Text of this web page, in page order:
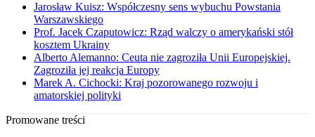
Jarosław Kuisz: Współczesny sens wybuchu Powstania
Warszawskiego
Prof. Jacek Czaputowicz: Rząd walczy o amerykański stół
kosztem Ukrainy
Alberto Alemanno: Ceuta nie zagroziła Unii Europejskiej.
Zagroziła jej reakcja Europy
Marek A. Cichocki: Kraj pozorowanego rozwoju i
amatorskiej polityki
Promowane treści